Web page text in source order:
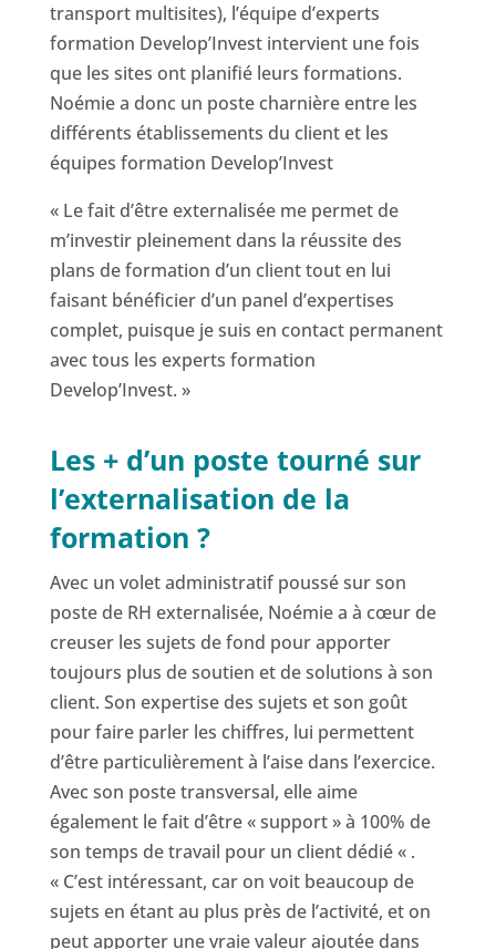
transport multisites), l’équipe d’experts
formation Develop’Invest intervient une fois
que les sites ont planifié leurs formations.
Noémie a donc un poste charnière entre les
différents établissements du client et les
équipes formation Develop’Invest
« Le fait d’être externalisée me permet de
m’investir pleinement dans la réussite des
plans de formation d’un client tout en lui
faisant bénéficier d’un panel d’expertises
complet, puisque je suis en contact permanent
avec tous les experts formation
Develop’Invest. »
Les + d’un poste tourné sur
l’externalisation de la
formation ?
Avec un volet administratif poussé sur son
poste de RH externalisée, Noémie a à cœur de
creuser les sujets de fond pour apporter
toujours plus de soutien et de solutions à son
client. Son expertise des sujets et son goût
pour faire parler les chiffres, lui permettent
d’être particulièrement à l’aise dans l’exercice.
Avec son poste transversal, elle aime
également le fait d’être « support » à 100% de
son temps de travail pour un client dédié « .
« C’est intéressant, car on voit beaucoup de
sujets en étant au plus près de l’activité, et on
peut apporter une vraie valeur ajoutée dans